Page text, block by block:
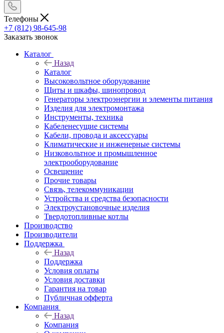
Телефоны
+7 (812) 98-645-98
Заказать звонок
Каталог
Назад
Каталог
Высоковольтное оборудование
Щиты и шкафы, шинопровод
Генераторы электроэнергии и элементы питания
Изделия для электромонтажа
Инструменты, техника
Кабеленесущие системы
Кабели, провода и аксессуары
Климатические и инженерные системы
Низковольтное и промышленное
электрооборудование
Освещение
Прочие товары
Связь, телекоммуникации
Устройства и средства безопасности
Электроустановочные изделия
Твердотопливные котлы
Производство
Производители
Поддержка
Назад
Поддержка
Условия оплаты
Условия доставки
Гарантия на товар
Публичная офферта
Компания
Назад
Компания